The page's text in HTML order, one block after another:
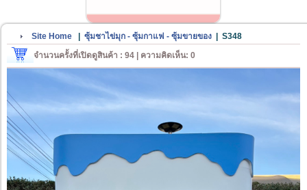
Site Home ซุ้มชาไข่มุก - ซุ้มกาแฟ - ซุ้มขายของ
S348
จำนวนครั้งที่เปิดดูสินค้า : 94 | ความคิดเห็น: 0